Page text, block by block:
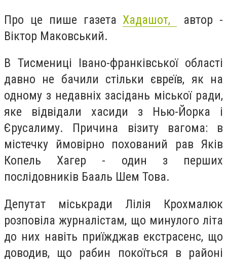
Про це пише газета Хадашот,
автор -
Віктор Маковський.
В Тисмениці Івано-франківської області
давно не бачили стільки євреїв, як на
одному з недавніх засідань міської ради,
яке відвідали хасиди з Нью-Йорка і
Єрусалиму. Причина візиту вагома: в
містечку ймовірно похований рав Яків
Копель Хагер - один з перших
послідовників Бааль Шем Това.
Депутат міськради Лілія Крохмалюк
розповіла журналістам, що минулого літа
до них навіть приїжджав екстрасенс, що
доводив, що рабин покоїться в районі